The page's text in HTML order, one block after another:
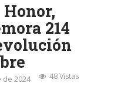
Honor,
214
2024 48 Vistas